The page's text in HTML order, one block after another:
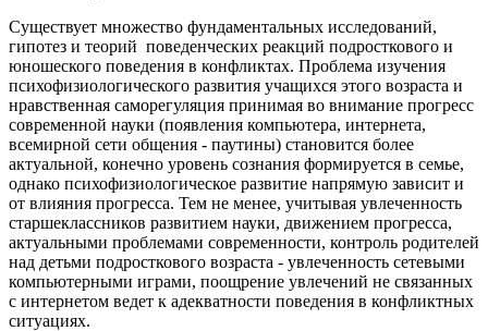
Существует множество фундаментальных исследований,
гипотез и теорий поведенческих реакций подросткового и
юношеского поведения в конфликтах. Проблема изучения
психофизиологического развития учащихся этого возраста и
нравственная саморегуляция принимая во внимание прогресс
современной науки (появления компьютера, интернета,
всемирной сети общения - паутины) становится более
актуальной, конечно уровень сознания формируется в семье,
однако психофизиологическое развитие напрямую зависит и
от влияния прогресса. Тем не менее, учитывая увлеченность
старшеклассников развитием науки, движением прогресса,
актуальными проблемами современности, контроль родителей
над детьми подросткового возраста - увлеченность сетевыми
компьютерными играми, поощрение увлечений не связанных
с интернетом ведет к адекватности поведения в конфликтных
ситуациях.